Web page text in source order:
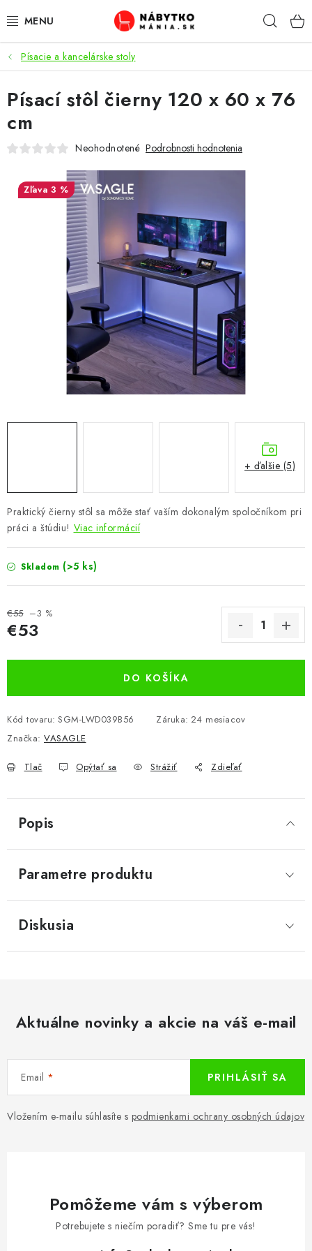
na
VÝPREDAJ
NOVINKY
OBÝVACIA IZBA
PRACOVŇA / KANCELÁRIA
DETSKÉ A ŠTUDENTSKÉ
DOPLNKY A DEKORÁCIE
ZÁHRADA
Reklamácie a odstúpenie od zmluvy
Písacie a kancelárske stoly
Praktický čierny stôl sa môže stať vaším dokonalým spoločníkom pri
práci a štúdiu! Viac informácií
Skladom (>5 ks)
€55 –3 %
€53
DO KOŠÍKA
Kód tovaru: SGM-LWD039B56 Záruka: 24 mesiacov
Značka: VASAGLE
Tlač Opýtať sa Strážiť Zdieľať
Písací stôl čierny 120 x 60 x 76
cm
Neohodnotené Podrobnosti hodnotenia
3 %
+ ďalšie (5)
Popis
Parametre produktu
Diskusia
Aktuálne novinky a akcie na váš e-mail
Email
Vložením e-mailu súhlasíte s podmienkami ochrany osobných údajov
PRIHLÁSIŤ SA
Pomôžeme vám s výberom
Potrebujete s niečím poradiť? Sme tu pre vás!